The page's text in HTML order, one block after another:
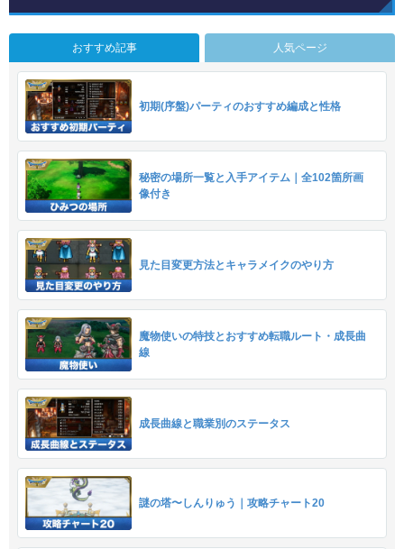
おすすめ記事 人気ページ
初期(序盤)パーティのおすすめ編成と性格
秘密の場所一覧と入手アイテム｜全102箇所画
像付き
見た目変更方法とキャラメイクのやり方
魔物使いの特技とおすすめ転職ルート・成長曲
線
成長曲線と職業別のステータス
謎の塔〜しんりゅう｜攻略チャート20